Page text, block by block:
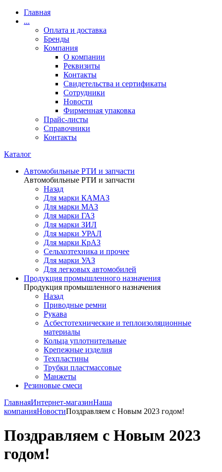
Главная
...
Оплата и доставка
Бренды
Компания
О компании
Реквизиты
Контакты
Свидетельства и сертификаты
Сотрудники
Новости
Фирменная упаковка
Прайс-листы
Справочники
Контакты
Каталог
Автомобильные РТИ и запчасти
Автомобильные РТИ и запчасти
Назад
Для марки КАМАЗ
Для марки МАЗ
Для марки ГАЗ
Для марки ЗИЛ
Для марки УРАЛ
Для марки КрАЗ
Сельхозтехника и прочее
Для марки УАЗ
Для легковых автомобилей
Продукция промышленного назначения
Продукция промышленного назначения
Назад
Приводные ремни
Рукава
Асбестотехнические и теплоизоляционные
материалы
Кольца уплотнительные
Крепежные изделия
Техпластины
Трубки пластмассовые
Манжеты
Резиновые смеси
ГлавнаяИнтернет-магазинНаша
компанияНовостиПоздравляем с Новым 2023 годом!
Поздравляем с Новым 2023
годом!